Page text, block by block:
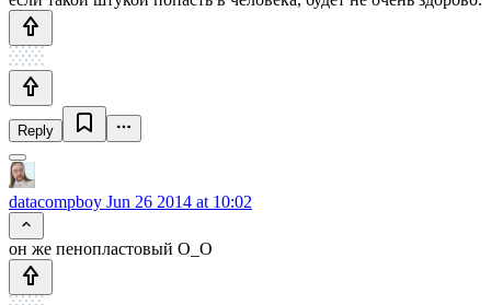
Reply
datacompboy Jun 26 2014 at 10:02
он же пенопластовый O_O